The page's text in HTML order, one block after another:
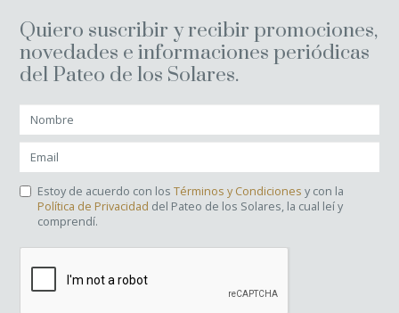
Quiero suscribir y recibir promociones,
novedades e informaciones periódicas
del Pateo de los Solares.
Estoy de acuerdo con los Términos y Condiciones y con la
Política de Privacidad del Pateo de los Solares, la cual leí y
comprendí.